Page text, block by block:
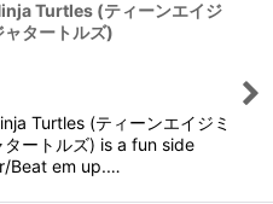
Turtles (ティーンエイジ
ャタートルズ)
Turtles (ティーンエイジミ
タートルズ) is a fun side
Beat em up.…